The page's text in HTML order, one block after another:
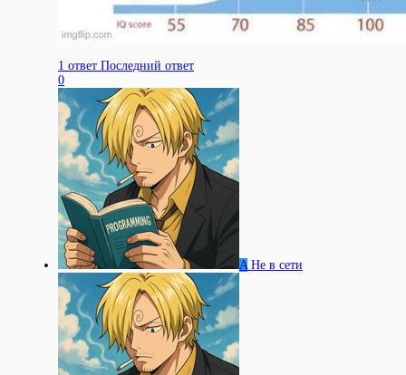
1 ответ Последний ответ
0
A Не в сети